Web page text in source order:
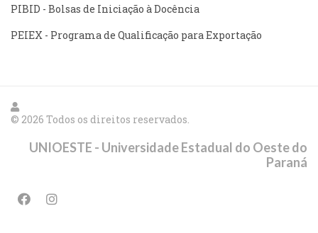
PIBID - Bolsas de Iniciação à Docência
PEIEX - Programa de Qualificação para Exportação
© 2026 Todos os direitos reservados.
UNIOESTE - Universidade Estadual do Oeste do
Paraná